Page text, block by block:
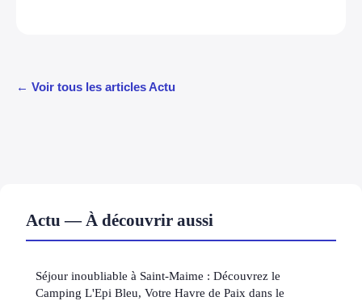
← Voir tous les articles Actu
Actu — À découvrir aussi
Séjour inoubliable à Saint-Maime : Découvrez le
Camping L'Epi Bleu, Votre Havre de Paix dans le